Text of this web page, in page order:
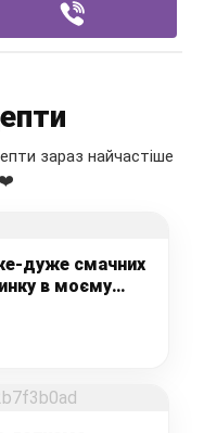
зараз найчастіше
❤️
дуже смачних
в моєму
може, ви теж